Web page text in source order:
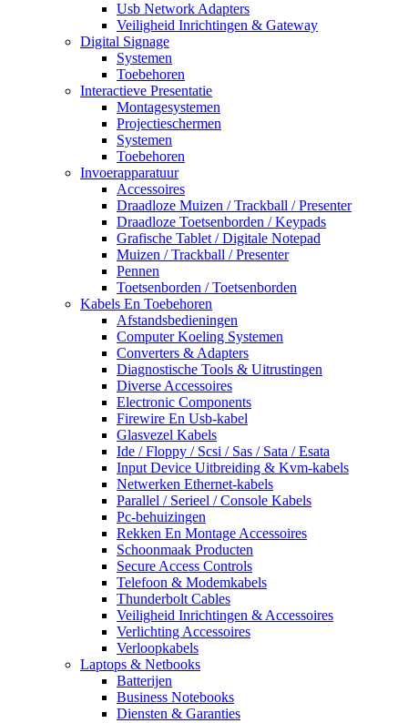
Usb Network Adapters
Veiligheid Inrichtingen & Gateway
Digital Signage
Systemen
Toebehoren
Interactieve Presentatie
Montagesystemen
Projectieschermen
Systemen
Toebehoren
Invoerapparatuur
Accessoires
Draadloze Muizen / Trackball / Presenter
Draadloze Toetsenborden / Keypads
Grafische Tablet / Digitale Notepad
Muizen / Trackball / Presenter
Pennen
Toetsenborden / Toetsenborden
Kabels En Toebehoren
Afstandsbedieningen
Computer Koeling Systemen
Converters & Adapters
Diagnostische Tools & Uitrustingen
Diverse Accessoires
Electronic Components
Firewire En Usb-kabel
Glasvezel Kabels
Ide / Floppy / Scsi / Sas / Sata / Esata
Input Device Uitbreiding & Kvm-kabels
Netwerken Ethernet-kabels
Parallel / Serieel / Console Kabels
Pc-behuizingen
Rekken En Montage Accessoires
Schoonmaak Producten
Secure Access Controls
Telefoon & Modemkabels
Thunderbolt Cables
Veiligheid Inrichtingen & Accessoires
Verlichting Accessoires
Verloopkabels
Laptops & Netbooks
Batterijen
Business Notebooks
Diensten & Garanties